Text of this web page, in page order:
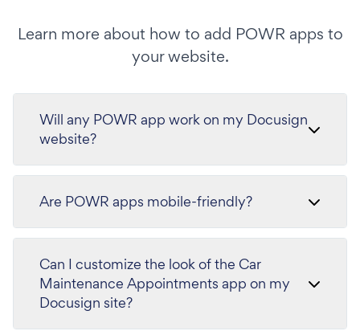
Learn more about how to add POWR apps to
your website.
Will any POWR app work on my Docusign
website?
Are POWR apps mobile-friendly?
Can I customize the look of the Car
Maintenance Appointments app on my
Docusign site?